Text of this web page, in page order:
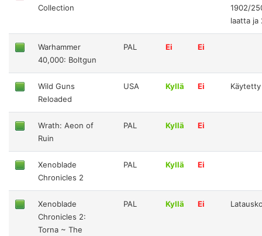
Collection
1902/
laatta
Warhammer
40,000: Boltgun
PAL Ei Ei
Wild Guns
Reloaded
USA Kyllä Ei Käytetty
Wrath: Aeon of
Ruin
PAL Kyllä Ei
Xenoblade
Chronicles 2
PAL Kyllä Ei
Xenoblade
Chronicles 2:
Torna ~ The
PAL Kyllä Ei